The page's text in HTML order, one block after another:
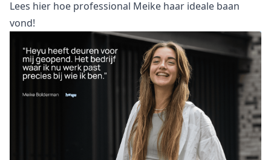
Lees hier hoe professional Meike haar ideale baan
vond!